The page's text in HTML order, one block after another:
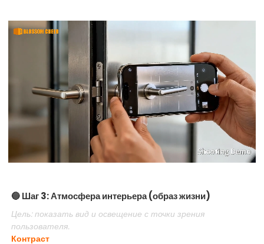
🔵 Шаг 3: Атмосфера интерьера (образ жизни)
Цель: показать вид и освещение с точки зрения
пользователя.
Контраст